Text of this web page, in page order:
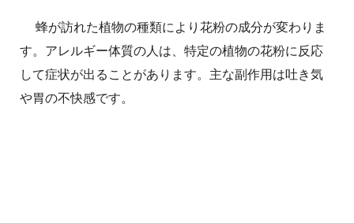
蜂が訪れた植物の種類により花粉の成分が変わりま
す。アレルギー体質の人は、特定の植物の花粉に反応
して症状が出ることがあります。主な副作用は吐き気
や胃の不快感です。